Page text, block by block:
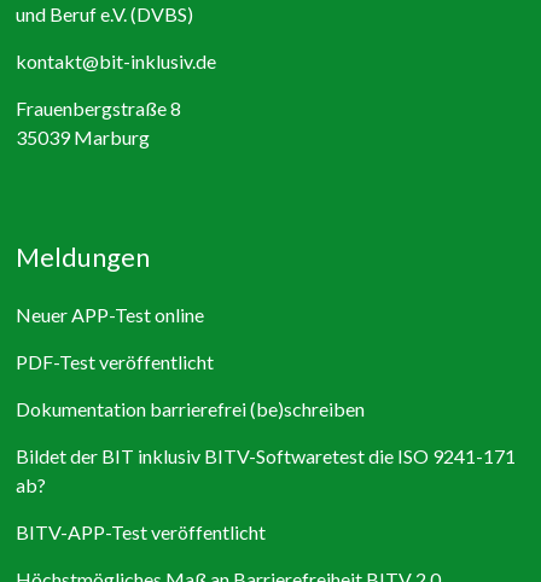
und Beruf e.V. (DVBS)
kontakt@bit-inklusiv.de
Frauenbergstraße 8
35039 Marburg
Meldungen
Neuer APP-Test online
PDF-Test veröffentlicht
Dokumentation barrierefrei (be)schreiben
Bildet der BIT inklusiv BITV-Softwaretest die ISO 9241-171
ab?
BITV-APP-Test veröffentlicht